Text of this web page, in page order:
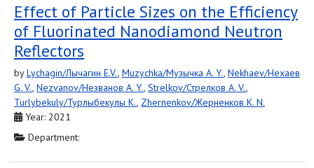
Effect of Particle Sizes on the Efficiency
of Fluorinated Nanodiamond Neutron
Reflectors
byLychagin/Лычагин E.V., Muzychka/Музычка A. Y., Nekhaev/Нехаев
G. V., Nezvanov/Незванов A. Y., Strelkov/Стрелков A. V.,
Turlybekuly/Турлыбекулы K., Zhernenkov/Жерненков K. N.
Year: 2021
Department: